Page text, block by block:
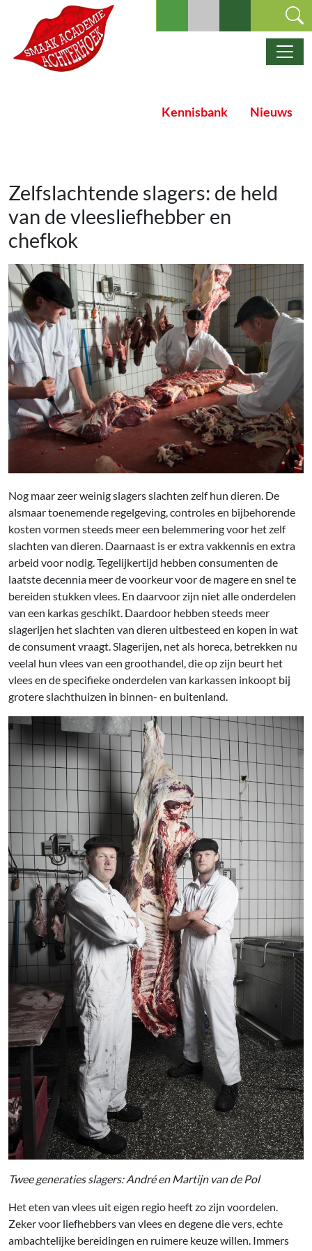
Ga naar de inhoud
Hoofdnavigatie
Kennisbank Nieuws
Zelfslachtende slagers: de held
van de vleesliefhebber en
chefkok
Nog maar zeer weinig slagers slachten zelf hun dieren. De
alsmaar toenemende regelgeving, controles en bijbehorende
kosten vormen steeds meer een belemmering voor het zelf
slachten van dieren. Daarnaast is er extra vakkennis en extra
arbeid voor nodig. Tegelijkertijd hebben consumenten de
laatste decennia meer de voorkeur voor de magere en snel te
bereiden stukken vlees. En daarvoor zijn niet alle onderdelen
van een karkas geschikt. Daardoor hebben steeds meer
slagerijen het slachten van dieren uitbesteed en kopen in wat
de consument vraagt. Slagerijen, net als horeca, betrekken nu
veelal hun vlees van een groothandel, die op zijn beurt het
vlees en de specifieke onderdelen van karkassen inkoopt bij
grotere slachthuizen in binnen- en buitenland.
Twee generaties slagers: André en Martijn van de Pol
Het eten van vlees uit eigen regio heeft zo zijn voordelen.
Zeker voor liefhebbers van vlees en degene die vers, echte
ambachtelijke bereidingen en ruimere keuze willen. Immers